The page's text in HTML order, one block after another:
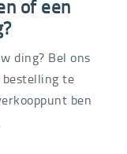
60
of een
ding? Bel ons
bestelling te
ben